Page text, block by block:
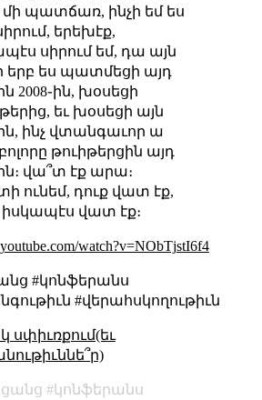
մի պատճառ, ինչի եմ ես
երեխէք,
սիրում եմ, դա այն
երբ ես պատմեցի այդ
2008֊ին, խօսեցի
եւ խօսեցի այն
ինչ վտանգաւոր ա
թուիթերցին այդ
վա՞տ էք արա։
ունեմ, դուք վատ էք,
իսկապէս վատ էք։
watch?v=NObTjstI6f4
#կոնֆերանս
#վերահսկողութիւն
սփիւռքում(եւ
կոնֆերանս